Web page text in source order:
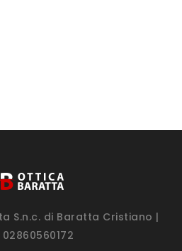
S.n.c. di Baratta Cristiano |
02860560172